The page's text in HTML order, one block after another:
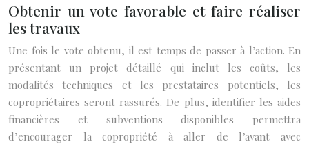
Obtenir un vote favorable et faire réaliser
les travaux
Une fois le vote obtenu, il est temps de passer à l’action. En
présentant un projet détaillé qui inclut les coûts, les
modalités techniques et les prestataires potentiels, les
copropriétaires seront rassurés. De plus, identifier les aides
financières et subventions disponibles permettra
d’encourager la copropriété à aller de l’avant avec